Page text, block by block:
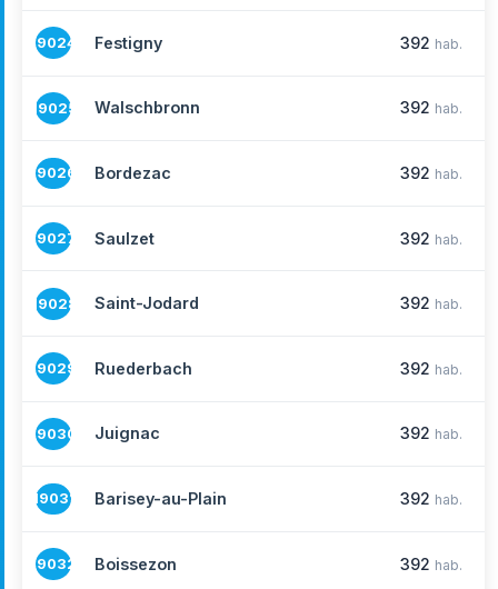
19024 Festigny 392 hab.
19025 Walschbronn 392 hab.
19026 Bordezac 392 hab.
19027 Saulzet 392 hab.
19028 Saint-Jodard 392 hab.
19029 Ruederbach 392 hab.
19030 Juignac 392 hab.
19031 Barisey-au-Plain 392 hab.
19032 Boissezon 392 hab.